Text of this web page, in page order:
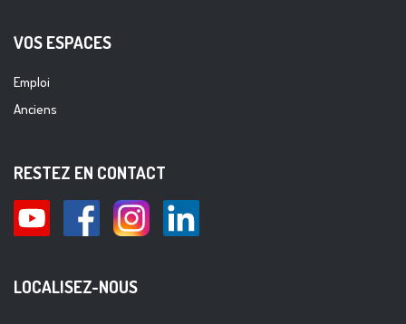
VOS ESPACES
Emploi
Anciens
RESTEZ EN CONTACT
LOCALISEZ-NOUS